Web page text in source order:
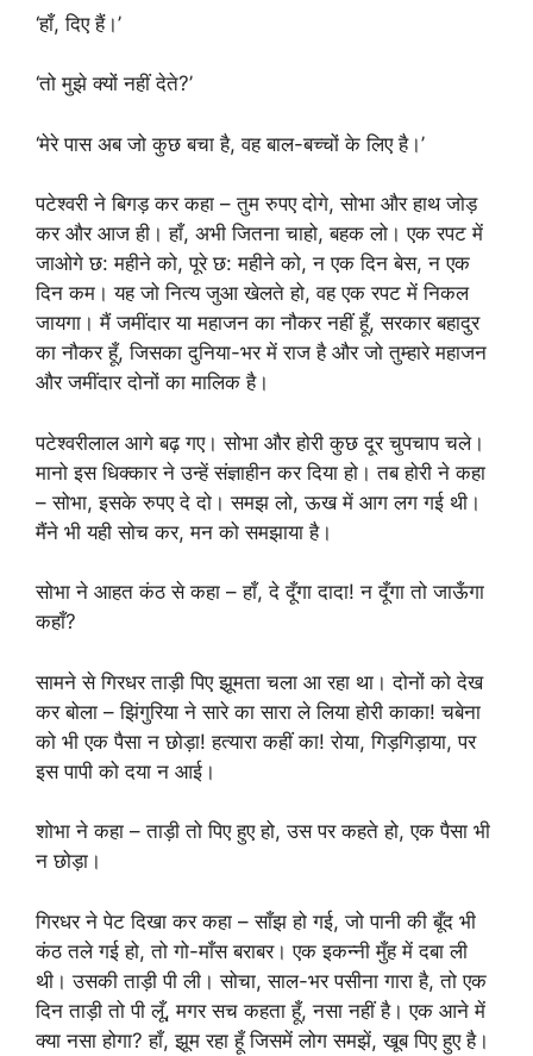
‘हाँ, दिए हैं।’
‘तो मुझे क्यों नहीं देते?’
‘मेरे पास अब जो कुछ बचा है, वह बाल-बच्चों के लिए है।’
पटेश्वरी ने बिगड़ कर कहा – तुम रुपए दोगे, सोभा और हाथ जोड़
कर और आज ही। हाँ, अभी जितना चाहो, बहक लो। एक रपट में
जाओगे छ: महीने को, पूरे छ: महीने को, न एक दिन बेस, न एक
दिन कम। यह जो नित्य जुआ खेलते हो, वह एक रपट में निकल
जायगा। मैं जमींदार या महाजन का नौकर नहीं हूँ, सरकार बहादुर
का नौकर हूँ, जिसका दुनिया-भर में राज है और जो तुम्हारे महाजन
और जमींदार दोनों का मालिक है।
पटेश्वरीलाल आगे बढ़ गए। सोभा और होरी कुछ दूर चुपचाप चले।
मानो इस धिक्कार ने उन्हें संज्ञाहीन कर दिया हो। तब होरी ने कहा
– सोभा, इसके रुपए दे दो। समझ लो, ऊख में आग लग गई थी।
मैंने भी यही सोच कर, मन को समझाया है।
सोभा ने आहत कंठ से कहा – हाँ, दे दूँगा दादा! न दूँगा तो जाऊँगा
कहाँ?
सामने से गिरधर ताड़ी पिए झूमता चला आ रहा था। दोनों को देख
कर बोला – झिंगुरिया ने सारे का सारा ले लिया होरी काका! चबेना
को भी एक पैसा न छोड़ा! हत्यारा कहीं का! रोया, गिड़गिड़ाया, पर
इस पापी को दया न आई।
शोभा ने कहा – ताड़ी तो पिए हुए हो, उस पर कहते हो, एक पैसा भी
न छोड़ा।
गिरधर ने पेट दिखा कर कहा – साँझ हो गई, जो पानी की बूँद भी
कंठ तले गई हो, तो गो-माँस बराबर। एक इकन्नी मुँह में दबा ली
थी। उसकी ताड़ी पी ली। सोचा, साल-भर पसीना गारा है, तो एक
दिन ताड़ी तो पी लूँ, मगर सच कहता हूँ, नसा नहीं है। एक आने में
क्या नसा होगा? हाँ, झूम रहा हूँ जिसमें लोग समझें, खूब पिए हुए है।